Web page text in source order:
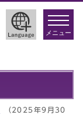
toggle
メニュー
（2025年9月30